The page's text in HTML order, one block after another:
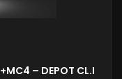
– DEPOT CL.I